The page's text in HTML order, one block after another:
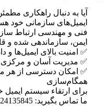
آیا به دنبال راهکاری
فنی و مهندسی ارتباط
ایمن، سازماندهی شده
✅ امنیت بالای ایمیل‌ها
✅ مدیریت آسان و
✅ امکان دسترسی از هر
همگام‌سازی
برای ارتقاء سیستم
ما تماس بگیرید: 09124135845